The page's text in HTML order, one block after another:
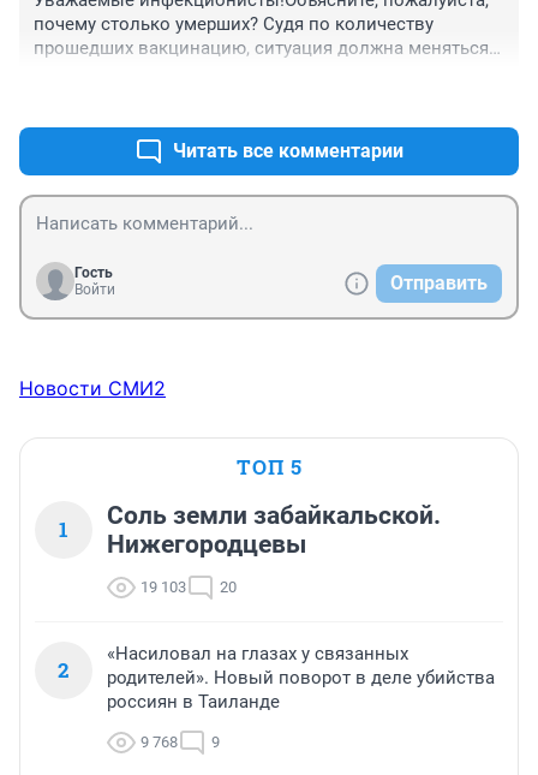
почему столько умерших? Судя по количеству
прошедших вакцинацию, ситуация должна меняться!
Читать все комментарии
Гость
Войти
Отправить
Новости СМИ2
ТОП 5
1
Соль земли забайкальской.
Нижегородцевы
19 103 20
2
«Насиловал на глазах у связанных
родителей». Новый поворот в деле убийства
россиян в Таиланде
9 768 9